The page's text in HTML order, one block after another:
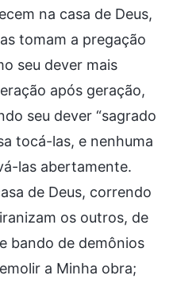
na casa de Deus,
tomam a pregação
seu dever mais
após geração,
seu dever “sagrado
tocá-las, e nenhuma
las abertamente.
de Deus, correndo
os outros, de
bando de demônios
a Minha obra;